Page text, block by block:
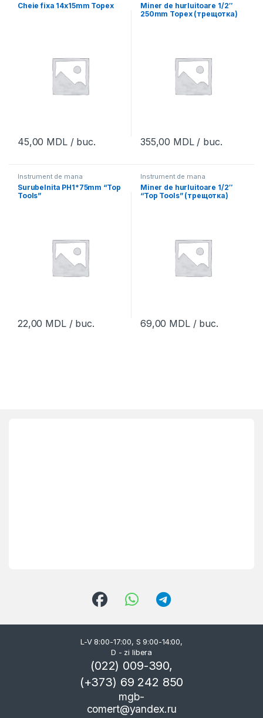
Cheie fixa 14x15mm Topex
45,00 MDL/ buc.
Miner de hurluitoare 1/2″
250mm Topex (трещотка)
355,00 MDL/ buc.
Instrument de mana
Surubelnita PH1*75mm “Top
Tools”
22,00 MDL/ buc.
Instrument de mana
Miner de hurluitoare 1/2″
“Top Tools” (трещотка)
69,00 MDL/ buc.
L-V 8:00-17:00, S 9:00-14:00,
D - zi libera
(022) 009-390,
(+373) 69 242 850
mgb-
comert@yandex.ru